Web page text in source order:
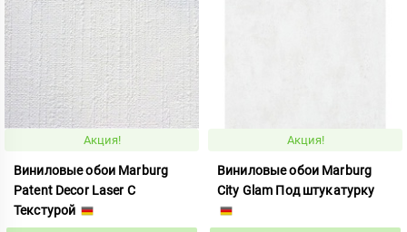
Акция!
Виниловые обои Marburg
Patent Decor Laser С
Текстурой
Акция!
Виниловые обои Marburg
City Glam Под штукатурку